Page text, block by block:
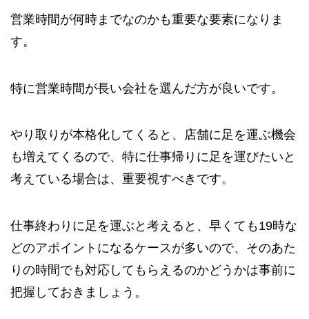
営業時間が何時までなのかも重要な要素になりま
す。
特に営業時間が長い会社を選んだ方が良いです。
やり取りが本格化してくると、店舗に足を運ぶ機会
も増えてくるので、特に仕事帰りに足を運びたいと
考えている場合は、重要視すべきです。
仕事終わりに足を運ぶと考えると、早くても19時な
どのアポイントになるケースが多いので、そのあた
りの時間でも対応してもらえるのかどうかは事前に
把握しておきましょう。